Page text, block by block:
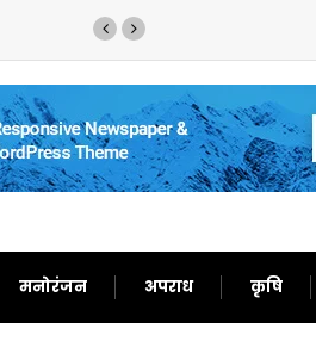
ट्रंप का फिर से बेतुका
मनोरंजन अपराध कृषि